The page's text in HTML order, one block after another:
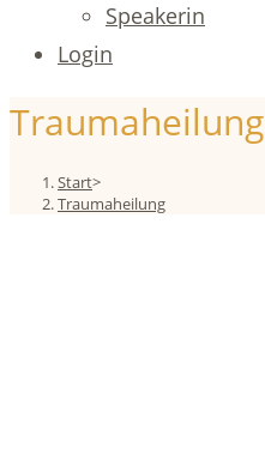
Speakerin
Login
Traumaheilung
Start>
Traumaheilung